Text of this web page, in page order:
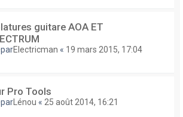
guitare AOA ET
Electricman « 19 mars 2015, 17:04
Pro Tools
Lénou « 25 août 2014, 16:21